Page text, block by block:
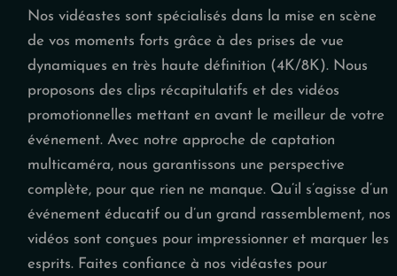
Nos vidéastes sont spécialisés dans la mise en scène
de vos moments forts grâce à des prises de vue
dynamiques en très haute définition (4K/8K). Nous
proposons des clips récapitulatifs et des vidéos
promotionnelles mettant en avant le meilleur de votre
événement. Avec notre approche de captation
multicaméra, nous garantissons une perspective
complète, pour que rien ne manque. Qu’il s’agisse d’un
événement éducatif ou d’un grand rassemblement, nos
vidéos sont conçues pour impressionner et marquer les
esprits. Faites confiance à nos vidéastes pour